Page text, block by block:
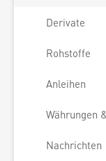
Derivate
Rohstoffe
Anleihen
Währungen
Nachrichten